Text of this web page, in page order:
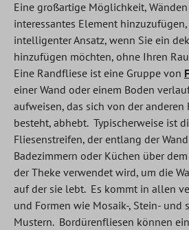
Eine großartige Möglichkeit,
interessantes Element
intelligenter Ansatz, wenn Sie ein
hinzufügen möchten, ohne Ihren
Eine Randfliese ist eine Gruppe von
einer Wand oder einem Boden
aufweisen, das sich von der anderen
besteht, abhebt. Typischerweise ist
Fliesenstreifen, der entlang der
Badezimmern oder Küchen über
der Theke verwendet wird, um die
auf der sie lebt. Es kommt in allen
und Formen wie Mosaik-, Stein- und
Mustern. Bordürenfliesen können